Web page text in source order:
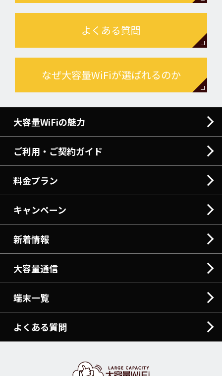
よくある質問
なぜ大容量WiFiが選ばれるのか
大容量WiFiの魅力
ご利用・ご契約ガイド
料金プラン
キャンペーン
新着情報
大容量通信
端末一覧
よくある質問